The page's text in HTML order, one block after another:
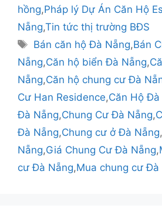
hồng,Pháp lý Dự Án Căn Hộ
Nẵng,Tin tức thị trường BĐS
Thẻ
Bán căn hộ Đà Nẵng,Bán
Nẵng,Căn hộ biển Đà Nẵng,
Nẵng,Căn hộ chung cư Đà
Cư Han Residence,Căn Hộ Đà
Đà Nẵng,Chung Cư Đà Nẵng,
Đà Nẵng,Chung cư ở Đà Nẵng,
Nẵng,Giá Chung Cư Đà Nẵng,
cư Đà Nẵng,Mua chung cư Đà